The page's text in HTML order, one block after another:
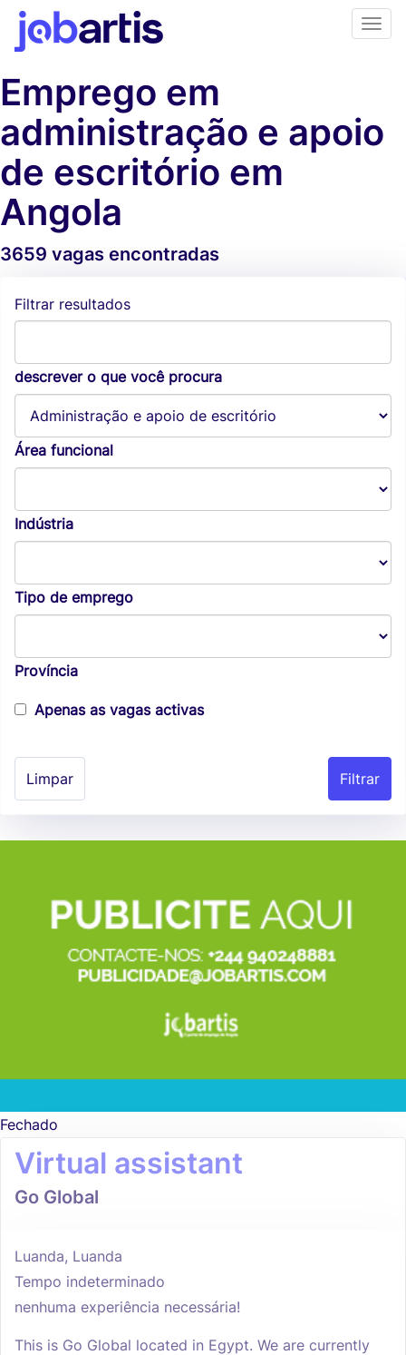
Emprego em
administração e apoio
de escritório em
Angola
3659 vagas encontradas
Filtrar resultados
descrever o que você procura
Área funcional
Indústria
Tipo de emprego
Província
Apenas as vagas activas
Limpar
Fechado
Virtual assistant
Go Global
Luanda, Luanda
Tempo indeterminado
nenhuma experiência necessária!
This is Go Global located in Egypt. We are currently